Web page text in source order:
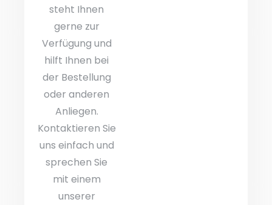
steht Ihnen
gerne zur
Verfügung und
hilft Ihnen bei
der Bestellung
oder anderen
Anliegen.
Kontaktieren Sie
uns einfach und
sprechen Sie
mit einem
unserer